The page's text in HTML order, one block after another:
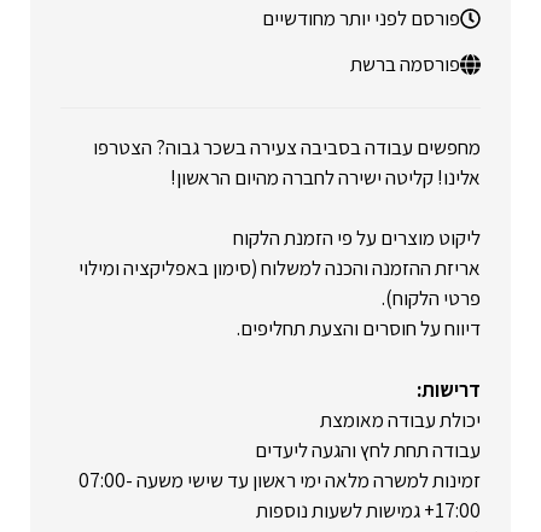
פורסם לפני יותר מחודשיים
פורסמה ברשת
מחפשים עבודה בסביבה צעירה בשכר גבוה? הצטרפו
אלינו! קליטה ישירה לחברה מהיום הראשון!
ליקוט מוצרים על פי הזמנת הלקוח
אריזת ההזמנה והכנה למשלוח (סימון באפליקציה ומילוי
פרטי הלקוח).
דיווח על חוסרים והצעת תחליפים.
דרישות:
יכולת עבודה מאומצת
עבודה תחת לחץ והגעה ליעדים
זמינות למשרה מלאה ימי ראשון עד שישי משעה 07:00-
17:00+ גמישות לשעות נוספות